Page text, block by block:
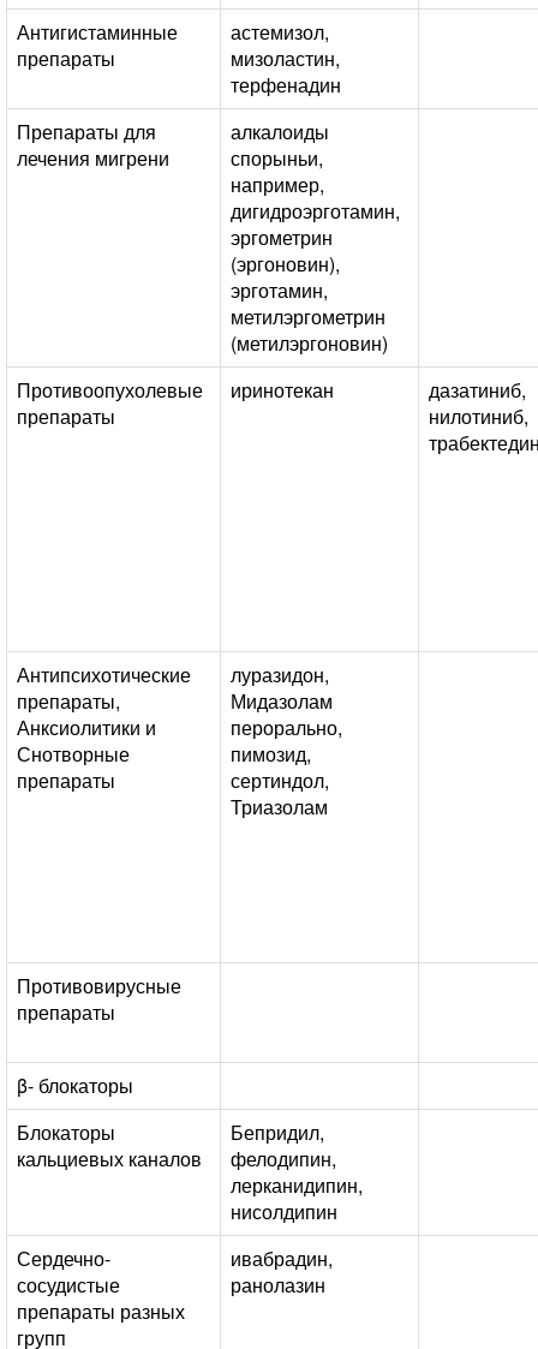
Антигистаминные
препараты
астемизол,
мизоластин,
терфенадин
Препараты для
лечения мигрени
алкалоиды
спорыньи,
например,
дигидроэрготамин,
эргометрин
(эргоновин),
эрготамин,
метилэргометрин
(метилэргоновин)
Противоопухолевые
препараты
иринотекан
дазатиниб,
нилотиниб,
Антипсихотические
препараты,
Анксиолитики и
Снотворные
препараты
луразидон,
Мидазолам
перорально,
пимозид,
сертиндол,
Триазолам
Противовирусные
препараты
β- блокаторы
Блокаторы
кальциевых каналов
Бепридил,
фелодипин,
лерканидипин,
нисолдипин
Сердечно-
сосудистые
препараты разных
групп
ивабрадин,
ранолазин